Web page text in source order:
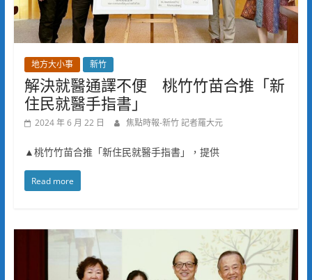
地方大小事 新竹
解決就醫通譯不便 桃竹竹苗合推「新
住民就醫手指書」
2024 年 6 月 22 日 焦點時報-新竹 記者羅大元
▲桃竹竹苗合推「新住民就醫手指書」，提供
Read more